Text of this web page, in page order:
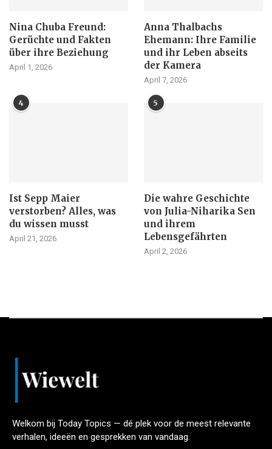
Nina Chuba Freund:
Gerüchte und Fakten
über ihre Beziehung
April 1, 2026
Anna Thalbachs
Ehemann: Ihre Familie
und ihr Leben abseits
der Kamera
April 7, 2026
4
Ist Sepp Maier
verstorben? Alles, was
du wissen musst
April 21, 2026
5
Die wahre Geschichte
von Julia-Niharika Sen
und ihrem
Lebensgefährten
April 2, 2026
Welkom bij Today Topics — dé plek voor de meest relevante
verhalen, ideeën en gesprekken van vandaag.